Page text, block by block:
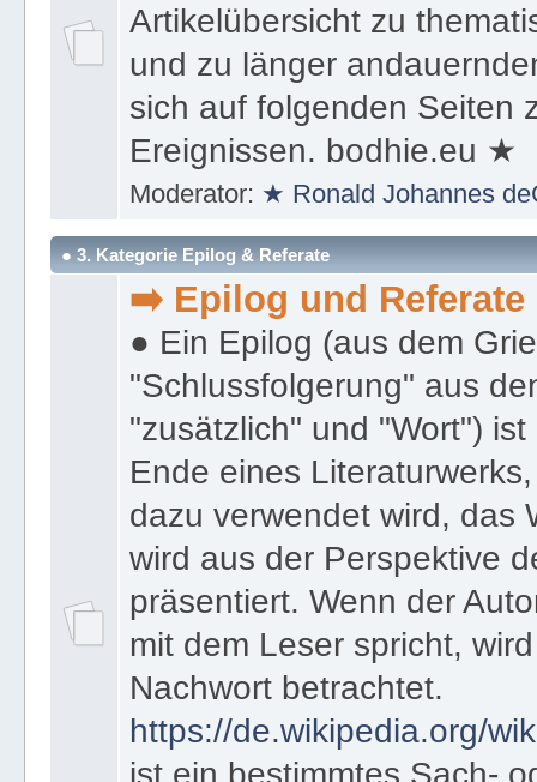
Artikelübersicht zu
und zu länger
sich auf folgenden Seiten
Ereignissen. bodhie.eu ★
Moderator: ★ Ronald Johannes
● 3. Kategorie Epilog & Referate
➡️ Epilog und Referate
● Ein Epilog (aus dem
"Schlussfolgerung" aus
"zusätzlich" und "Wort")
Ende eines
dazu verwendet wird, das
wird aus der Perspektive
präsentiert. Wenn der
mit dem Leser spricht,
Nachwort betrachtet.
https://de.wikipedia.org/
ist ein bestimmtes Sach-